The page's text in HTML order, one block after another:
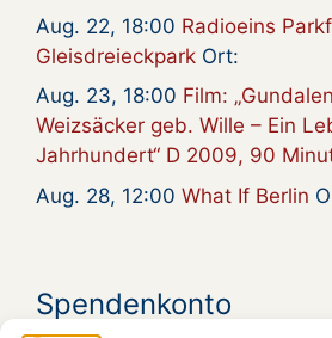
Aug. 22, 18:00 Radioeins
Gleisdreieckpark Ort:
Aug. 23, 18:00 Film:
Weizsäcker geb. Wille – Ein
Jahrhundert“ D 2009, 90
Aug. 28, 12:00 What If Berlin
Spendenkonto